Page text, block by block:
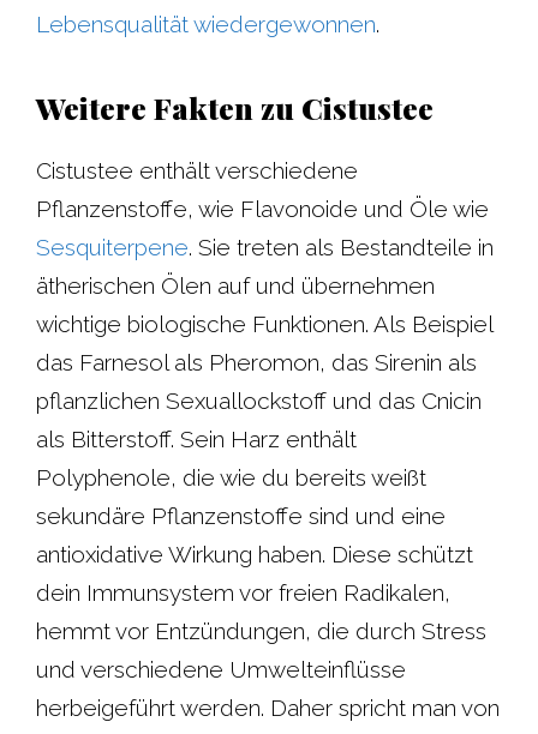
Lebensqualität wiedergewonnen.
Weitere Fakten zu Cistustee
Cistustee enthält verschiedene
Pflanzenstoffe, wie Flavonoide und Öle wie
Sesquiterpene. Sie treten als Bestandteile in
ätherischen Ölen auf und übernehmen
wichtige biologische Funktionen. Als Beispiel
das Farnesol als Pheromon, das Sirenin als
pflanzlichen Sexuallockstoff und das Cnicin
als Bitterstoff. Sein Harz enthält
Polyphenole, die wie du bereits weißt
sekundäre Pflanzenstoffe sind und eine
antioxidative Wirkung haben. Diese schützt
dein Immunsystem vor freien Radikalen,
hemmt vor Entzündungen, die durch Stress
und verschiedene Umwelteinflüsse
herbeigeführt werden. Daher spricht man von